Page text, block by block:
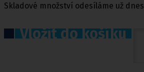
Skladové množství odesíláme už dnes
Vložit do košíku